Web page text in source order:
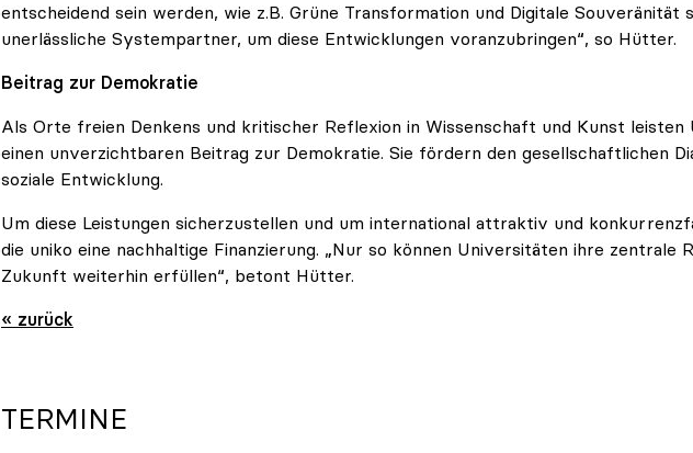
entscheidend sein werden, wie z.B. Grüne Transformation und Digitale Souveränität
unerlässliche Systempartner, um diese Entwicklungen voranzubringen“, so Hütter.
Beitrag zur Demokratie
Als Orte freien Denkens und kritischer Reflexion in Wissenschaft und Kunst leisten
einen unverzichtbaren Beitrag zur Demokratie. Sie fördern den gesellschaftlichen
soziale Entwicklung.
Um diese Leistungen sicherzustellen und um international attraktiv und
die uniko eine nachhaltige Finanzierung. „Nur so können Universitäten ihre zentrale
Zukunft weiterhin erfüllen“, betont Hütter.
« zurück
TERMINE